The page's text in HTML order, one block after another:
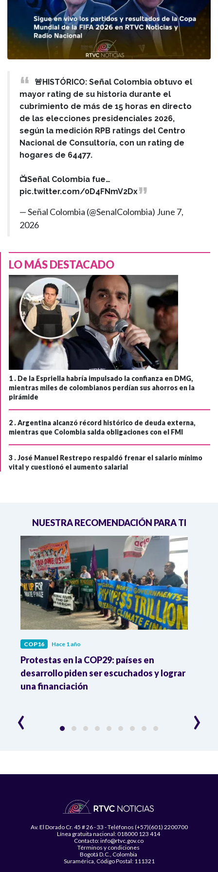
🚨HISTÓRICO: Señal Colombia obtuvo el
mayor rating de su historia durante el
cubrimiento de más de 15 horas en directo
de las elecciones presidenciales 2026,
según la medición RPB ratings del Centro
Nacional de Consultoría, con un rating de
hogares de 64477.
📺Señal Colombia fue…
pic.twitter.com/0D4FNmV2Dx
— Señal Colombia (@SenalColombia) June 7,
2026
LO MÁS DESTACADO
1 . De la Espriella habría impulsado la confianza en DMG,
mientras miles de colombianos perdían sus ahorros en la
pirámide
2 .Argentina alcanzó récord histórico de deuda externa,
mientras que Colombia salda obligaciones con el FMI
3 .José Manuel Restrepo respaldó frenar el salario mínimo
vital y cuestionó el aumento salarial
NUESTRA RECOMENDACIÓN PARA TI
COP16 Hace 1 año
Protestas en la COP29: países en
desarrollo piden ser escuchados y lograr
una financiación
‹ ›
Av. El Dorado Cr. 45 # 26 - 33 - Teléfonos (+57)(601) 2200700
Línea gratuita nacional: 018000 123 414
Contacto: info@rtvc.gov.co
Términos y condiciones
Bogotá D.C., Colombia
Suramérica, Código Postal: 111321